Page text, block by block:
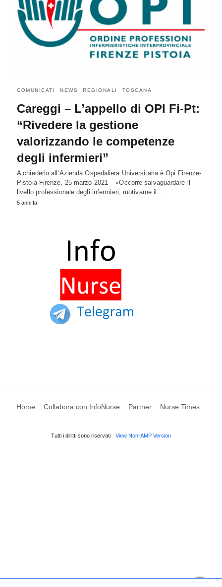
COMUNICATI NEWS REGIONALI TOSCANA
Careggi – L’appello di OPI Fi-Pt:
“Rivedere la gestione
valorizzando le competenze
degli infermieri”
A chiederlo all’Azienda Ospedaliera Universitaria è Opi Firenze-
Pistoia Firenze, 25 marzo 2021 – «Occorre salvaguardare il
livello professionale degli infermieri, motivarne il…
5 anni fa
Home Collabora con InfoNurse Partner Nurse Times
Tutti i diritti sono riservati View Non-AMP Version